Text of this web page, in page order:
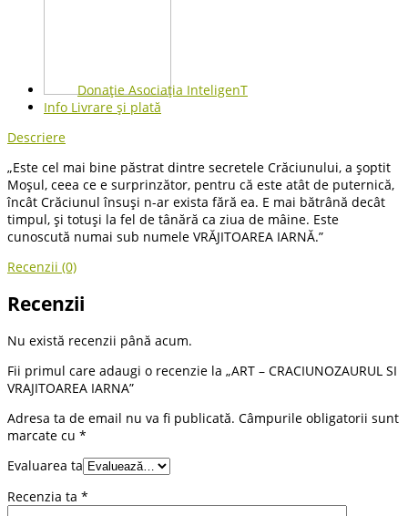
Donație Asociația InteligenT
Info Livrare și plată
Descriere
„Este cel mai bine păstrat dintre secretele Crăciunului, a șoptit
Moșul, ceea ce e surprinzător, pentru că este atât de puternică,
încât Crăciunul însuși n-ar exista fără ea. E mai bătrână decât
timpul, și totuși la fel de tânără ca ziua de mâine. Este
cunoscută numai sub numele VRĂJITOAREA IARNĂ.”
Recenzii (0)
Recenzii
Nu există recenzii până acum.
Fii primul care adaugi o recenzie la „ART – CRACIUNOZAURUL SI
VRAJITOAREA IARNA”
Adresa ta de email nu va fi publicată. Câmpurile obligatorii sunt
marcate cu *
Evaluarea ta
Recenzia ta *